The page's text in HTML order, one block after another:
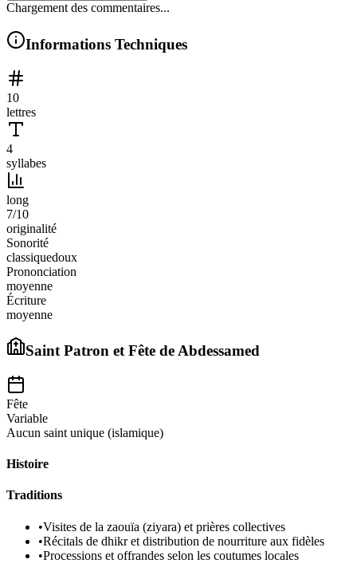
Chargement des commentaires...
Informations Techniques
10
lettres
4
syllabes
long
7/10
originalité
Sonorité
classiquedoux
Prononciation
moyenne
Écriture
moyenne
Saint Patron et Fête deAbdessamed
Fête
Variable
Aucun saint unique (islamique)
Histoire
Traditions
•Visites de la zaouïa (ziyara) et prières collectives
•Récitals de dhikr et distribution de nourriture aux fidèles
•Processions et offrandes selon les coutumes locales